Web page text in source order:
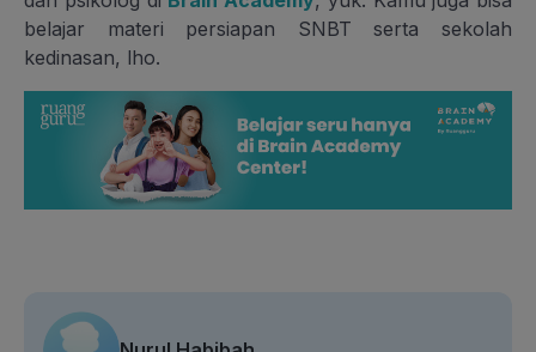
belajar materi persiapan SNBT serta sekolah
kedinasan, lho.